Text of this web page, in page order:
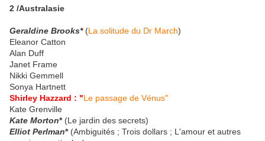
2 /Australasie
Geraldine Brooks*(La solitude du Dr March)
Eleanor Catton
Alan Duff
Janet Frame
Nikki Gemmell
Sonya Hartnett
Shirley Hazzard : "Le passage de Vénus"
Kate Grenville
Kate Morton*(Le jardin des secrets)
Elliot Perlman*(Ambiguités ; Trois dollars ; L'amour et autres